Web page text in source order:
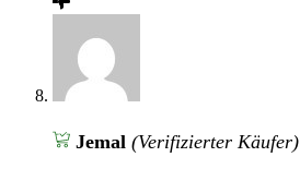
Jemal (Verifizierter Käufer)